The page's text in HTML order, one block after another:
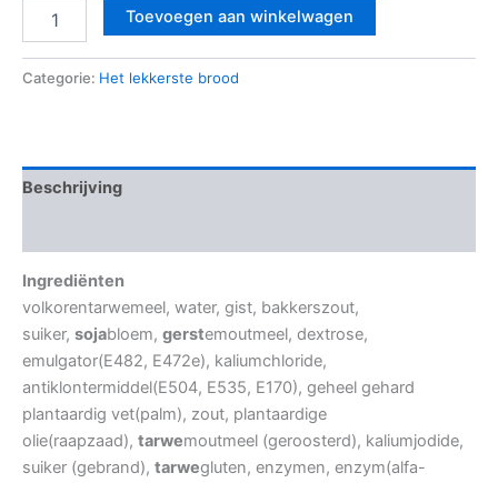
Toevoegen aan winkelwagen
Categorie: Het lekkerste brood
Beschrijving
Ingrediënten
volkorentarwemeel, water, gist, bakkerszout,
suiker, sojabloem, gerstemoutmeel, dextrose,
emulgator(E482, E472e), kaliumchloride,
antiklontermiddel(E504, E535, E170), geheel gehard
plantaardig vet(palm), zout, plantaardige
olie(raapzaad), tarwemoutmeel (geroosterd), kaliumjodide,
suiker (gebrand), tarwegluten, enzymen, enzym(alfa-